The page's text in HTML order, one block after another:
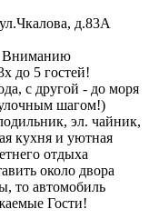
ул.Чкалова, д.83А
Вниманию
до 5 гостей!
с другой - до моря
шагом!)
эл. чайник,
кухня и уютная
отдыха
около двора
то автомобиль
Гости!